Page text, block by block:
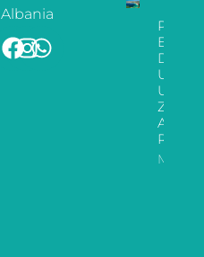
Albania
Der
Zur
Riviera
Mehr